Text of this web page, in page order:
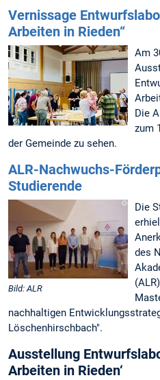
Vernissage
Arbeiten in Rieden“
Am
Die
zum
der Gemeinde zu sehen.
ALR-Nachwuchs-
Studierende
Bild: ALR
Die
des
nachhaltigen
Löschenhirschbach".
Ausstellung
Arbeiten in Rieden‘